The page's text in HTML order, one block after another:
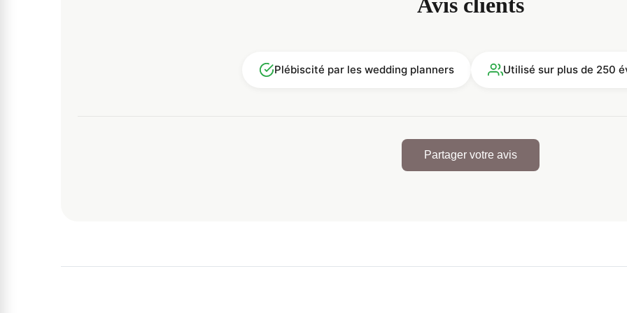
Plébiscité par les wedding planners Utilisé sur plus de 250
Partager votre avis